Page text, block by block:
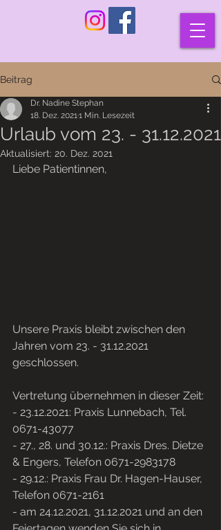
Beitrag
Urlaub vom 23. - 31.12.2021
Dr. Nadine Stephan
18. Dez. 20211 Min. Lesezeit
Aktualisiert: 20. Dez. 2021
Liebe Patientinnen,
Unsere Praxis bleibt zwischen den
Jahren vom 23. - 31.12.2021
geschlossen.
Vertretung übernehmen in dieser Zeit:
- 23.12.2021: Praxis Lunnebach, Tel.
0671-43077
- 27., 28. und 30.12.: Praxis Dres. Dietze
& Engers, Telefon 0671-2983178
- 29.12.: Praxis Frau Dr. Hagen-Hauser,
Telefon 0671-2161
- am 24.12.2021, 31.12.2021 und an den